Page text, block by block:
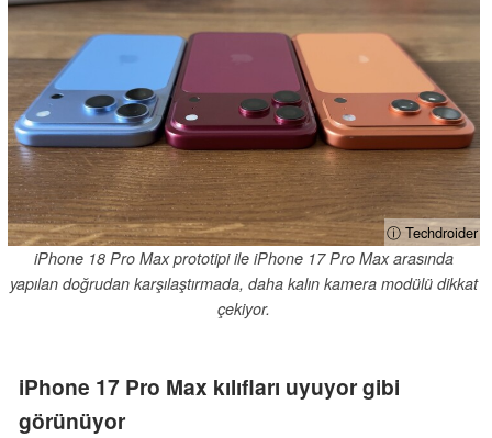
ⓘ Techdroider
iPhone 18 Pro Max prototipi ile iPhone 17 Pro Max arasında
yapılan doğrudan karşılaştırmada, daha kalın kamera modülü dikkat
çekiyor.
iPhone 17 Pro Max kılıfları uyuyor gibi
görünüyor